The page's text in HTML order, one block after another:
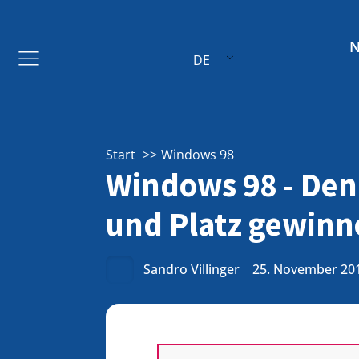
DE
Start Windows 98
Windows 98 -
und Platz
Sandro Villinger 25. November